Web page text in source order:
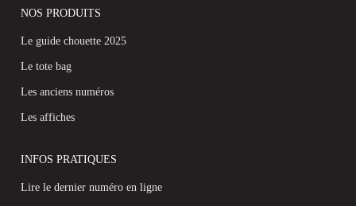
NOS PRODUITS
Le guide chouette 2025
Le tote bag
Les anciens numéros
Les affiches
INFOS PRATIQUES
Lire le dernier numéro en ligne